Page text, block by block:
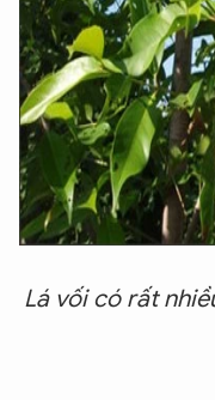
Lá vối có rất